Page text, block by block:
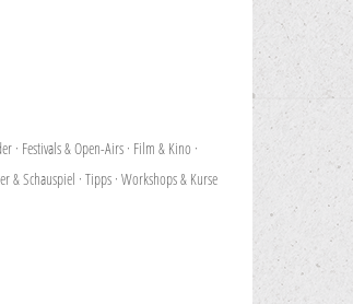
· Festivals & Open-Airs · Film & Kino ·
& Schauspiel · Tipps · Workshops & Kurse